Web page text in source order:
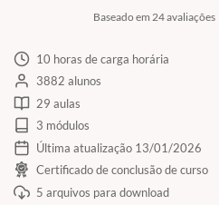
Baseado em 24 avaliações
10 horas de carga horária
3882 alunos
29 aulas
3 módulos
Última atualização 13/01/2026
Certificado de conclusão de curso
5 arquivos para download